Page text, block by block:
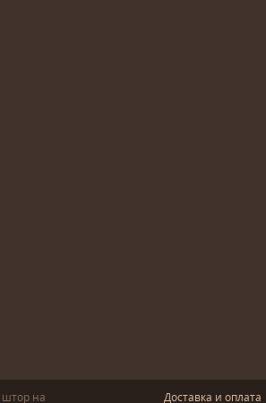
штор на Доставка и оплата